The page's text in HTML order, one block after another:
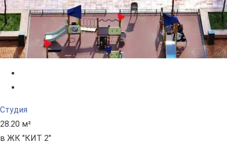
Студия
28.20 м²
в ЖК "КИТ 2"